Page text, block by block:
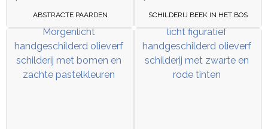
ABSTRACTE PAARDEN SCHILDERIJ BEEK IN HET BOS